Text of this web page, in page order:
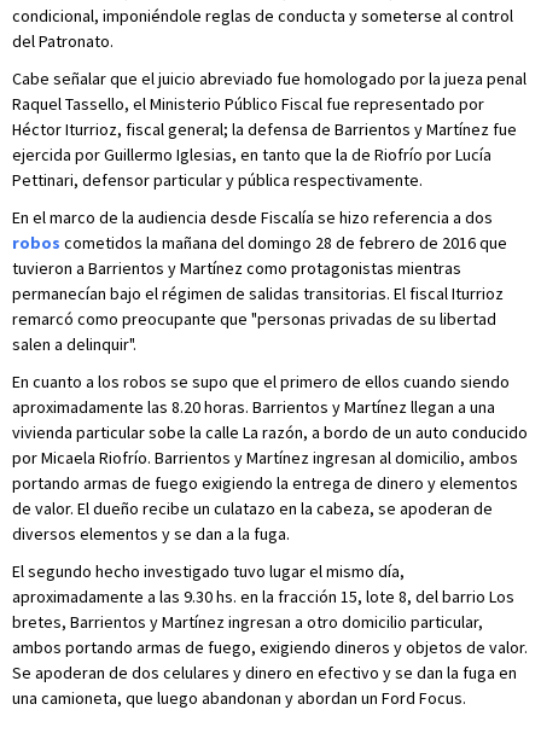
condicional, imponiéndole reglas de conducta y someterse al control
del Patronato.
Cabe señalar que el juicio abreviado fue homologado por la jueza penal
Raquel Tassello, el Ministerio Público Fiscal fue representado por
Héctor Iturrioz, fiscal general; la defensa de Barrientos y Martínez fue
ejercida por Guillermo Iglesias, en tanto que la de Riofrío por Lucía
Pettinari, defensor particular y pública respectivamente.
En el marco de la audiencia desde Fiscalía se hizo referencia a dos
robos cometidos la mañana del domingo 28 de febrero de 2016 que
tuvieron a Barrientos y Martínez como protagonistas mientras
permanecían bajo el régimen de salidas transitorias. El fiscal Iturrioz
remarcó como preocupante que "personas privadas de su libertad
salen a delinquir".
En cuanto a los robos se supo que el primero de ellos cuando siendo
aproximadamente las 8.20 horas. Barrientos y Martínez llegan a una
vivienda particular sobe la calle La razón, a bordo de un auto conducido
por Micaela Riofrío. Barrientos y Martínez ingresan al domicilio, ambos
portando armas de fuego exigiendo la entrega de dinero y elementos
de valor. El dueño recibe un culatazo en la cabeza, se apoderan de
diversos elementos y se dan a la fuga.
El segundo hecho investigado tuvo lugar el mismo día,
aproximadamente a las 9.30 hs. en la fracción 15, lote 8, del barrio Los
bretes, Barrientos y Martínez ingresan a otro domicilio particular,
ambos portando armas de fuego, exigiendo dineros y objetos de valor.
Se apoderan de dos celulares y dinero en efectivo y se dan la fuga en
una camioneta, que luego abandonan y abordan un Ford Focus.